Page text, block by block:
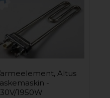
Altus
-
1950W